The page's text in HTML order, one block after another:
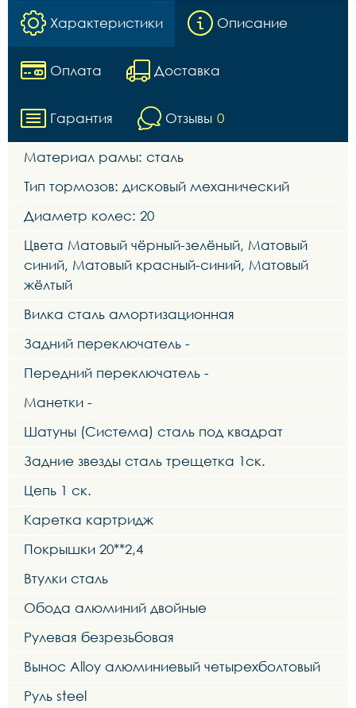
Характеристики Описание
Оплата Доставка
Гарантия Отзывы 0
Материал рамы: сталь
Тип тормозов: дисковый механический
Диаметр колес: 20
Цвета Матовый чёрный-зелёный, Матовый
синий, Матовый красный-синий, Матовый
жёлтый
Вилка сталь амортизационная
Задний переключатель -
Передний переключатель -
Манетки -
Шатуны (Система) сталь под квадрат
Задние звезды сталь трещетка 1ск.
Цепь 1 ск.
Каретка картридж
Покрышки 20**2,4
Втулки сталь
Обода алюминий двойные
Рулевая безрезьбовая
Вынос Alloy алюминиевый четырехболтовый
Руль steel